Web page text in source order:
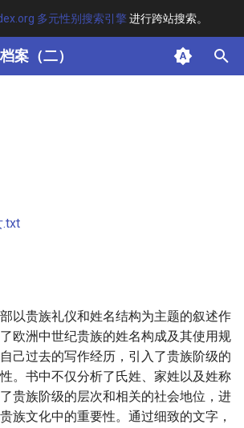
多元性别搜索引擎进行跨站搜索。
案（二）
.txt
部以贵族礼仪和姓名结构为主题的叙述作
欧洲中世纪贵族的姓名构成及其使用规
己过去的写作经历，引入了贵族阶级的
。书中不仅分析了氏姓、家姓以及姓称
贵族阶级的层次和相关的社会地位，进
族文化中的重要性。通过细致的文字，